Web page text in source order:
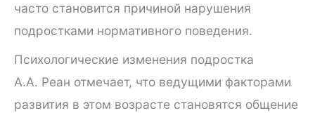
часто становится причиной нарушения
подростками нормативного поведения.
Психологические изменения подростка
А.А. Реан отмечает, что ведущими факторами
развития в этом возрасте становятся общение